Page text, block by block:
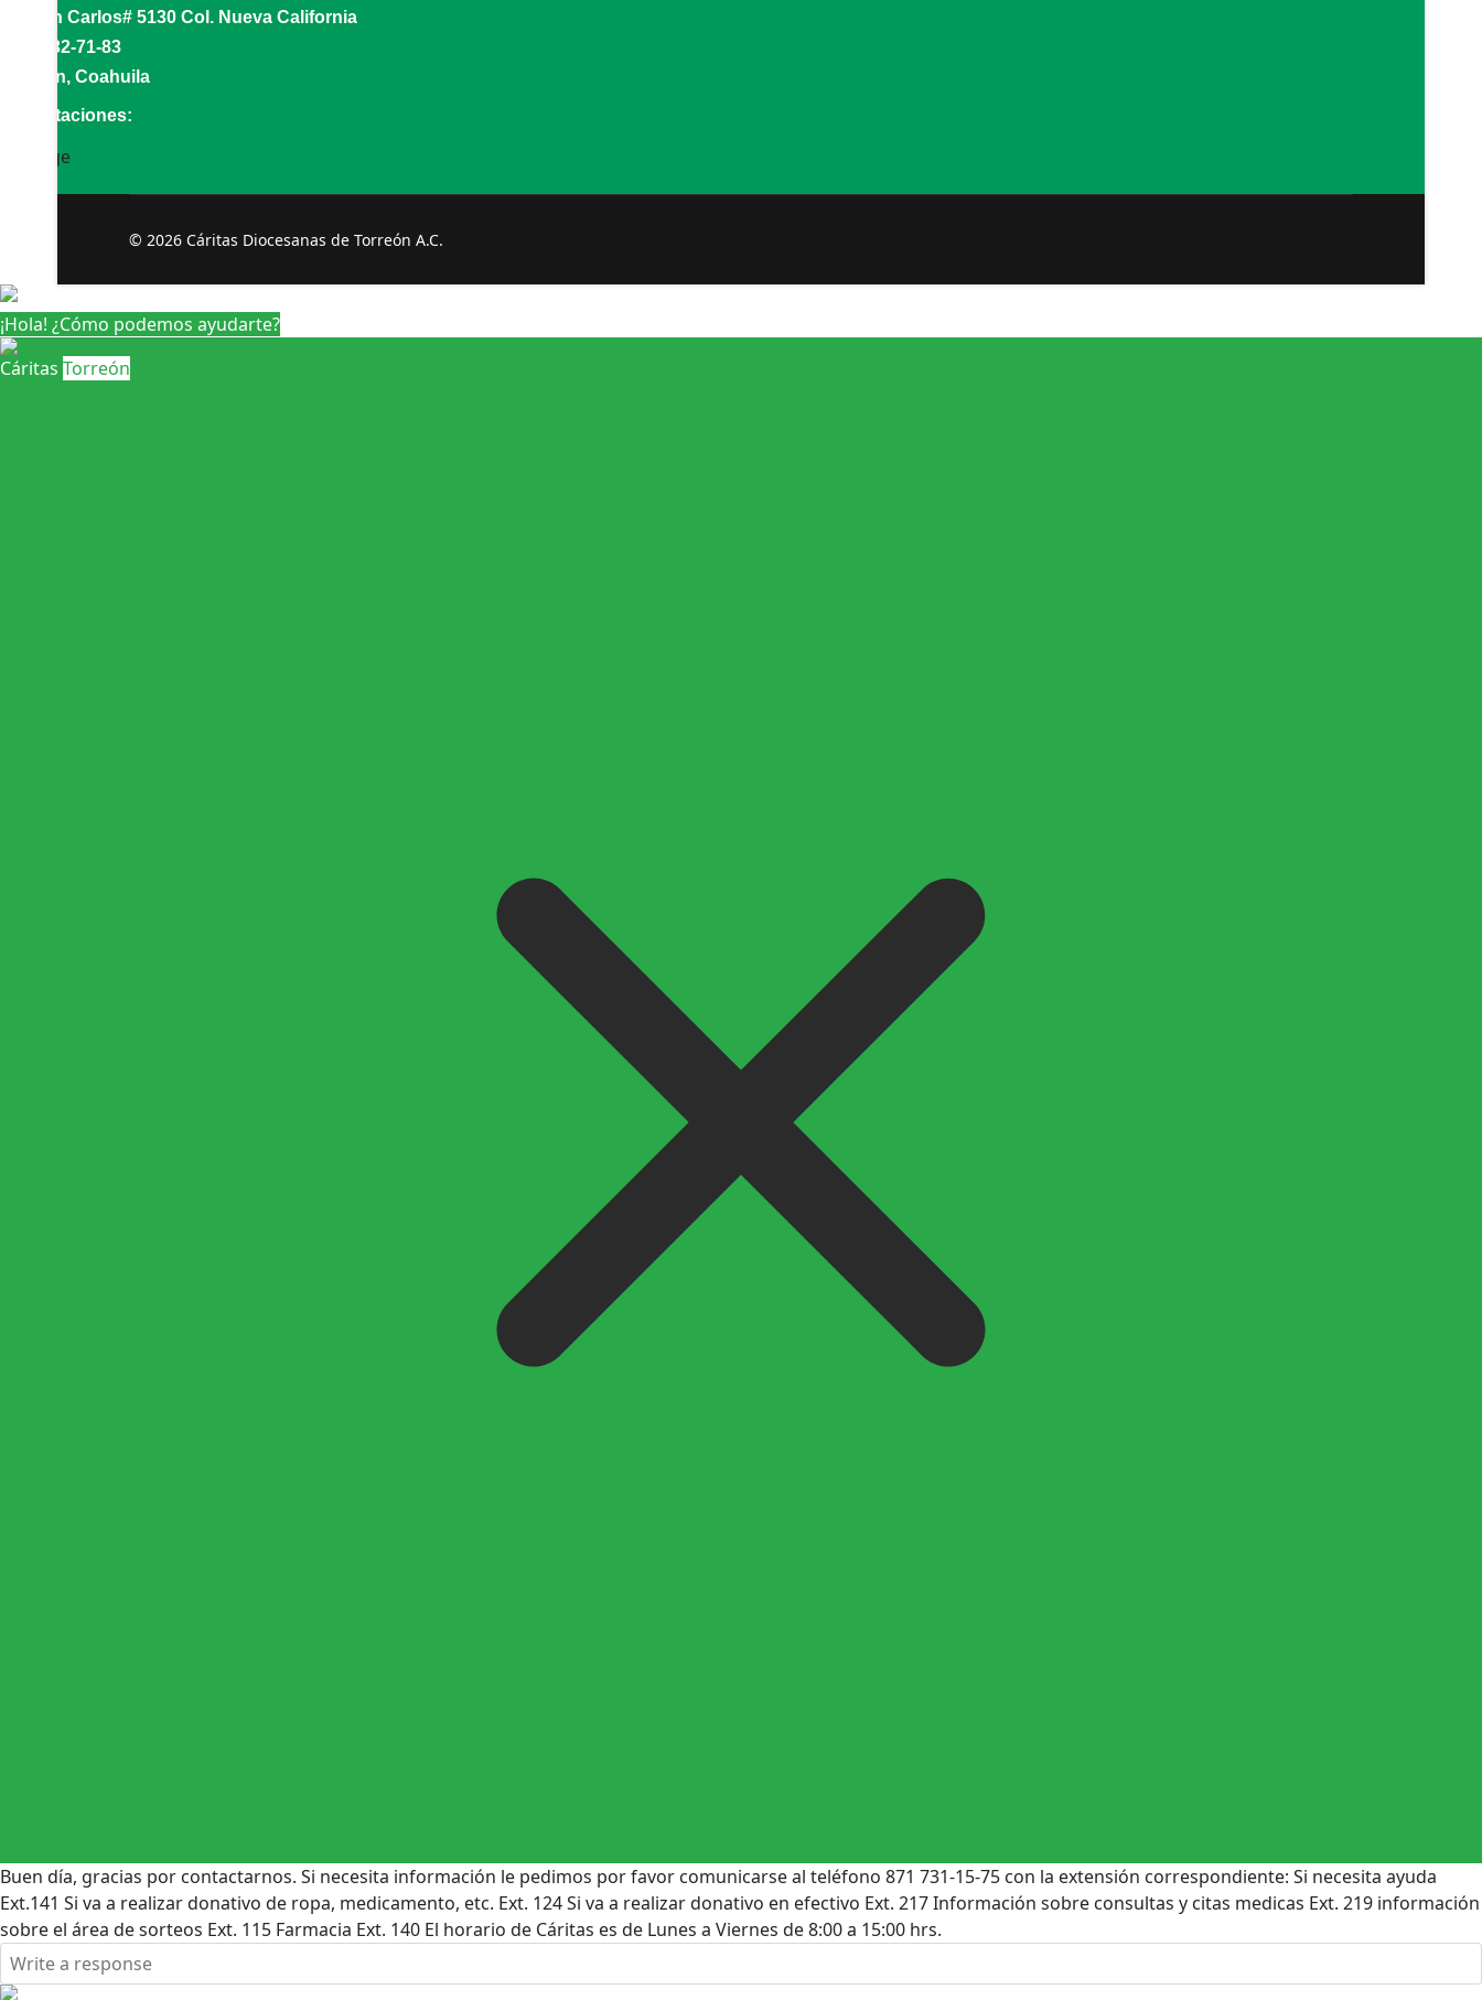
Av. San Carlos# 5130 Col. Nueva California
(871)732-71-83
Torreón, Coahuila
Acreditaciones:
© 2026 Cáritas Diocesanas de Torreón A.C.
¡Hola! ¿Cómo podemos ayudarte?
Cáritas Torreón
Buen día, gracias por contactarnos. Si necesita información le pedimos por favor comunicarse al teléfono 871 731-15-75 con la extensión correspondiente: Si necesita ayuda
Ext.141 Si va a realizar donativo de ropa, medicamento, etc. Ext. 124 Si va a realizar donativo en efectivo Ext. 217 Información sobre consultas y citas medicas Ext. 219 información
sobre el área de sorteos Ext. 115 Farmacia Ext. 140 El horario de Cáritas es de Lunes a Viernes de 8:00 a 15:00 hrs.